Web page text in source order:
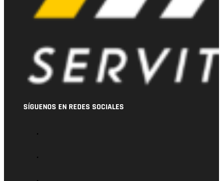
SÍGUENOS EN REDES SOCIALES